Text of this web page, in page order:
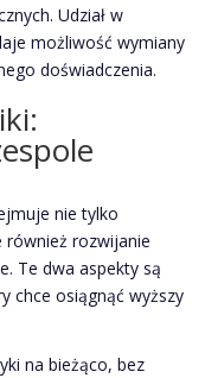
Udział w
możliwość wymiany
doświadczenia.
nie tylko
również rozwijanie
Te dwa aspekty są
chce osiągnąć wyższy
na bieżąco, bez